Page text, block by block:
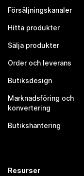
Försäljningskanaler
Hitta produkter
Sälja produkter
Order och leverans
Butiksdesign
Marknadsföring och
konvertering
Butikshantering
Resurser